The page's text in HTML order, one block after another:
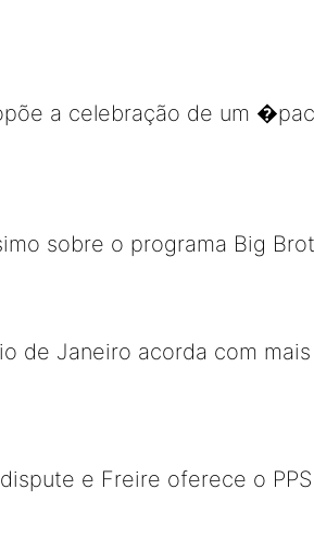
a celebração de um
sobre o programa Big
de Janeiro acorda com
e Freire oferece o